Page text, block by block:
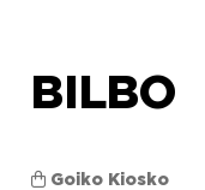
BILBO
Goiko Kiosko